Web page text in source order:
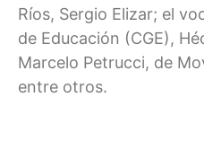
Ríos, Sergio Elizar; el
de Educación (CGE),
Marcelo Petrucci, de
entre otros.